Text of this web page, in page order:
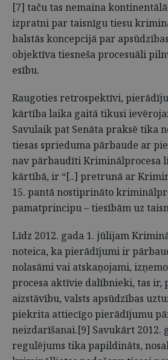
[7] taču tas nemaina
izpratni par taisnīgu tiesu
balstās koncepcijā par
objektīva tiesneša procesuāli
esību.
Raugoties retrospektīvi,
kārtība laika gaitā tikusi
Savulaik pat Senāta praksē tika
tiesas sprieduma pārbaude ar
nav pārbaudīti Kriminālprocesa
kārtībā, ir “[..] pretrunā ar
15. pantā nostiprināto
pamatprincipu – tiesībām uz
Līdz 2012. gada 1. jūlijam
noteica, ka pierādījumi ir
nolasāmi vai atskaņojami,
procesa aktīvie dalībnieki, tas ir,
aizstāvību, valsts apsūdzības
piekrita attiecīgo pierādījumu
neizdarīšanai.[9] Savukārt 2012.
regulējums tika papildināts,